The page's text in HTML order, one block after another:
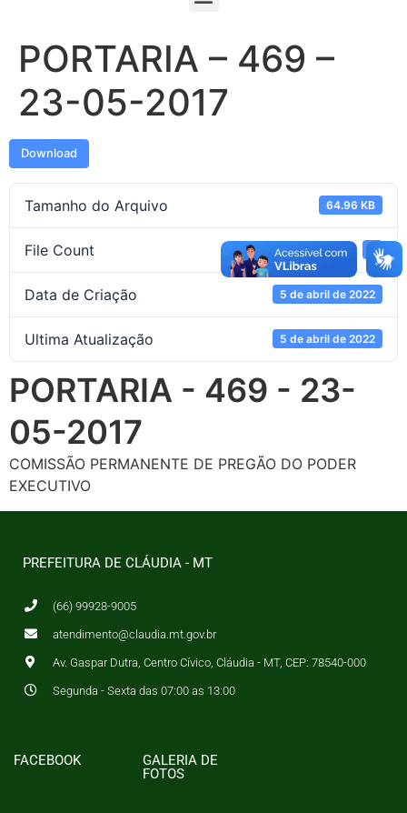
PORTARIA – 469 –
23-05-2017
Download
Tamanho do Arquivo 64.96 KB
File Count 1
Data de Criação 5 de abril de 2022
Ultima Atualização 5 de abril de 2022
PORTARIA - 469 - 23-
05-2017
COMISSÃO PERMANENTE DE PREGÃO DO PODER
EXECUTIVO
PREFEITURA DE CLÁUDIA - MT
(66) 99928-9005
atendimento@claudia.mt.gov.br
Av. Gaspar Dutra, Centro Cívico, Cláudia - MT, CEP: 78540-000
Segunda - Sexta das 07:00 as 13:00
FACEBOOK
GALERIA DE
FOTOS